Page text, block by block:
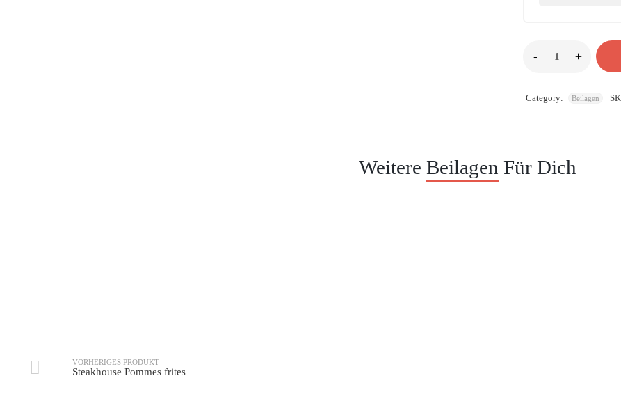
Category: Beilagen
Weitere Beilagen Für Dich
VORHERIGES PRODUKT
Steakhouse Pommes frites